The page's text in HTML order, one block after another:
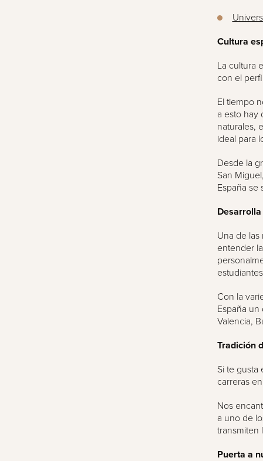
Cultura
La cultura
con el
El tiempo
a esto hay
naturales,
ideal para
Desde la
San
España se
Una de
entender
Con la
España
Valencia,
Tradición
Si te gusta
carreras
Nos
a uno de
transmiten
Puerta a